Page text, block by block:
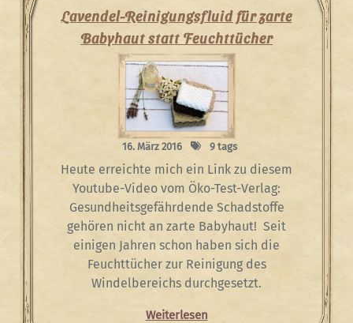
Lavendel-Reinigungsfluid für zarte
Babyhaut statt Feuchttücher
16. März 2016 9 tags
Heute erreichte mich ein Link zu diesem
Youtube-Video vom Öko-Test-Verlag:
Gesundheitsgefährdende Schadstoffe
gehören nicht an zarte Babyhaut! Seit
einigen Jahren schon haben sich die
Feuchttücher zur Reinigung des
Windelbereichs durchgesetzt.
Weiterlesen